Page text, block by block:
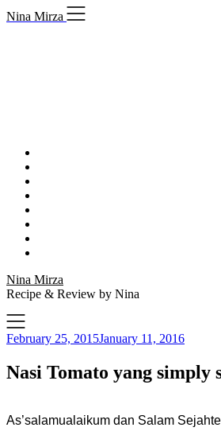
Skip
to
Nina Mirza
Nina Mirza
Recipe & Review by Nina
February 25, 2015January 11, 2016
Nasi Tomato yang
As’salamualaikum dan Salam